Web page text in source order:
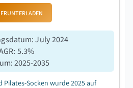
:July 2024
5.3%
:2025-2035
Pilates-Socken wurde 2025 auf